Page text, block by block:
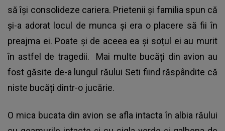
să își consolideze cariera. Prietenii și familia spun că
și-a adorat locul de munca și era o placere să fii în
preajma ei. Poate și de aceea ea și soțul ei au murit
în astfel de tragedii. Mai multe bucăți din avion au
fost găsite de-a lungul răului Seti fiind răspândite că
niste bucăți dintr-o jucărie.
O mica bucata din avion se afla intacta în albia răului